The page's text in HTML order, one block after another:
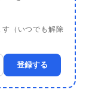
（いつでも解除
登録する